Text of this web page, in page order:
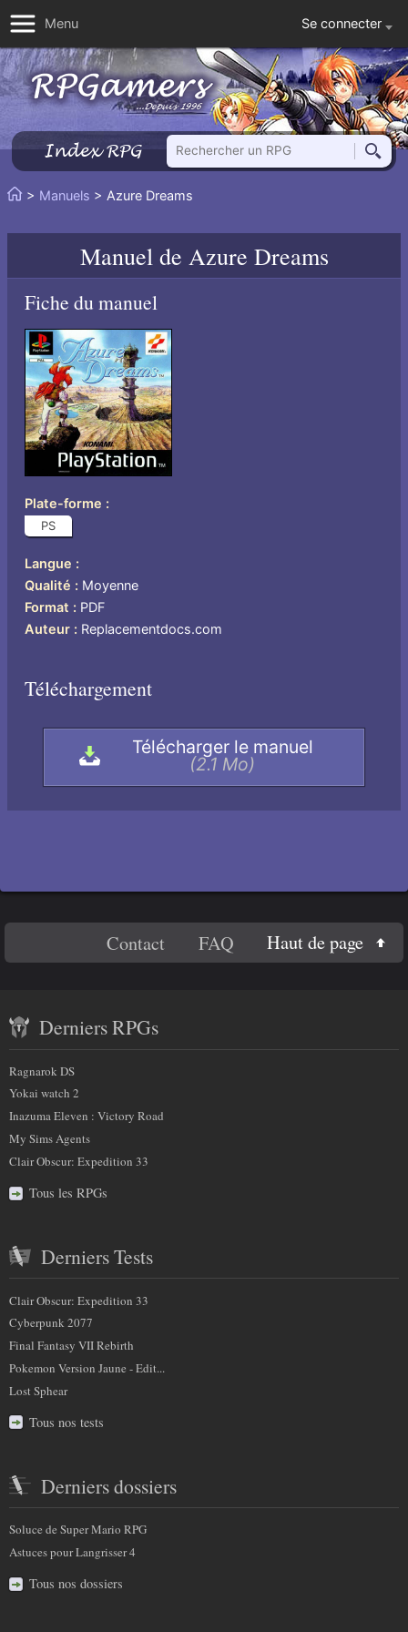
Menu Se connecter
Index RPG
Rechercher un RPG
Vous
> Manuels > Azure Dreams
Manuel de Azure Dreams
Fiche du manuel
Plate-forme
PS
Langue
US
Qualité
Moyenne
Format
PDF
Auteur
Replacementdocs.com
Téléchargement
Télécharger le manuel
(2.1 Mo)
plus
sur
nous
Contact FAQ Haut de page
récent
et
partenaires
Derniers RPGs
Ragnarok DS
Yokai watch 2
Inazuma Eleven : Victory Road
My Sims Agents
Clair Obscur: Expedition 33
Tous les RPGs
Derniers Tests
Clair Obscur: Expedition 33
Cyberpunk 2077
Final Fantasy VII Rebirth
Pokemon Version Jaune - Edit...
Lost Sphear
Tous nos tests
Derniers dossiers
Soluce de Super Mario RPG
Astuces pour Langrisser 4
Tous nos dossiers